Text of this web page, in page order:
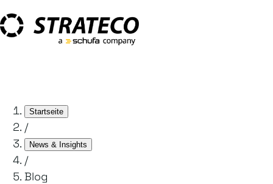
Startseite
/
News & Insights
/
Blog